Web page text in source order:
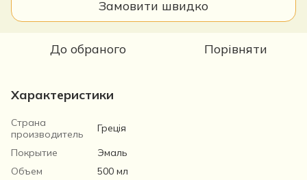
Замовити швидко
До обраного Порівняти
Характеристики
Страна
производитель
Греція
Покрытие
Эмаль
Объем
500 мл